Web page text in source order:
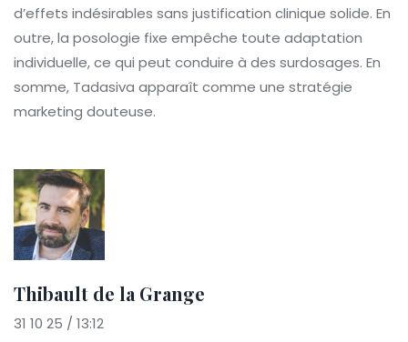
d’effets indésirables sans justification clinique solide. En
outre, la posologie fixe empêche toute adaptation
individuelle, ce qui peut conduire à des surdosages. En
somme, Tadasiva apparaît comme une stratégie
marketing douteuse.
Thibault de la Grange
31 10 25 / 13:12